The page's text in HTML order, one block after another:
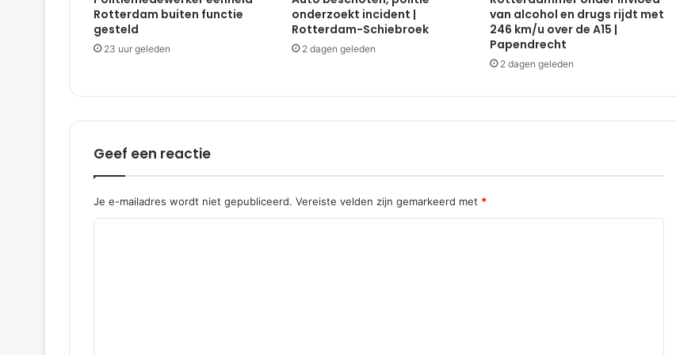
l
a
t
t
e
a
m
p
e
o
Rotterdam buiten functie
gesteld
23 uur geleden
onderzoekt incident |
Rotterdam-Schiebroek
2 dagen geleden
van alcohol en drugs rijdt met
246 km/u over de A15 |
Papendrecht
2 dagen geleden
Geef een reactie
Je e-mailadres wordt niet gepubliceerd. Vereiste velden zijn gemarkeerd met *